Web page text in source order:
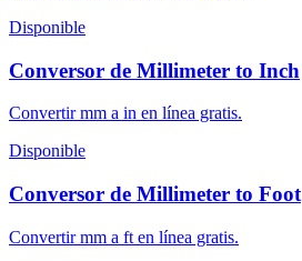
Disponible
Conversor de Millimeter to Inch
Convertir mm a in en línea gratis.
Disponible
Conversor de Millimeter to Foot
Convertir mm a ft en línea gratis.